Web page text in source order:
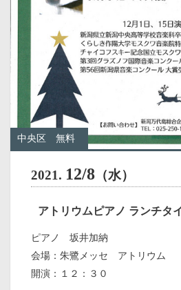
中央区 無料
2021. 12/8 （水）
アトリウムピアノ ランチタ
ピアノ 坂井加納
会場：朱鷺メッセ アトリウム
開演：１２：３０